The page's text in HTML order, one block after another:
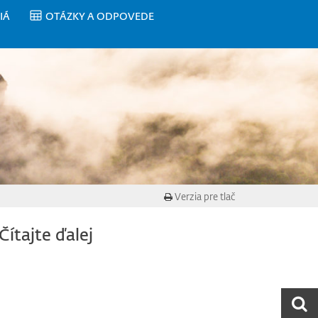
OTÁZKY A ODPOVEDE
Verzia pre tlač
ďalej